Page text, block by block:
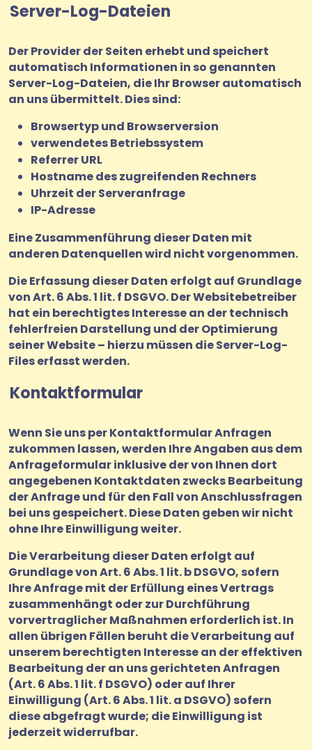
Server-Log-Dateien
Der Provider der Seiten erhebt und speichert
automatisch Informationen in so genannten
Server-Log-Dateien, die Ihr Browser automatisch
an uns übermittelt. Dies sind:
Browsertyp und Browserversion
verwendetes Betriebssystem
Referrer URL
Hostname des zugreifenden Rechners
Uhrzeit der Serveranfrage
IP-Adresse
Eine Zusammenführung dieser Daten mit
anderen Datenquellen wird nicht vorgenommen.
Die Erfassung dieser Daten erfolgt auf Grundlage
von Art. 6 Abs. 1 lit. f DSGVO. Der Websitebetreiber
hat ein berechtigtes Interesse an der technisch
fehlerfreien Darstellung und der Optimierung
seiner Website – hierzu müssen die Server-Log-
Files erfasst werden.
Kontaktformular
Wenn Sie uns per Kontaktformular Anfragen
zukommen lassen, werden Ihre Angaben aus dem
Anfrageformular inklusive der von Ihnen dort
angegebenen Kontaktdaten zwecks Bearbeitung
der Anfrage und für den Fall von Anschlussfragen
bei uns gespeichert. Diese Daten geben wir nicht
ohne Ihre Einwilligung weiter.
Die Verarbeitung dieser Daten erfolgt auf
Grundlage von Art. 6 Abs. 1 lit. b DSGVO, sofern
Ihre Anfrage mit der Erfüllung eines Vertrags
zusammenhängt oder zur Durchführung
vorvertraglicher Maßnahmen erforderlich ist. In
allen übrigen Fällen beruht die Verarbeitung auf
unserem berechtigten Interesse an der effektiven
Bearbeitung der an uns gerichteten Anfragen
(Art. 6 Abs. 1 lit. f DSGVO) oder auf Ihrer
Einwilligung (Art. 6 Abs. 1 lit. a DSGVO) sofern
diese abgefragt wurde; die Einwilligung ist
jederzeit widerrufbar.